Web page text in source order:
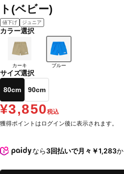
ト(ベビー)
値下げ ジュニア
カラー選択
カーキ ブルー
サイズ選択
80cm 90cm
¥3,850税込
獲得ポイントはログイン後に表示されます。
なら3回払いで月々￥1,283